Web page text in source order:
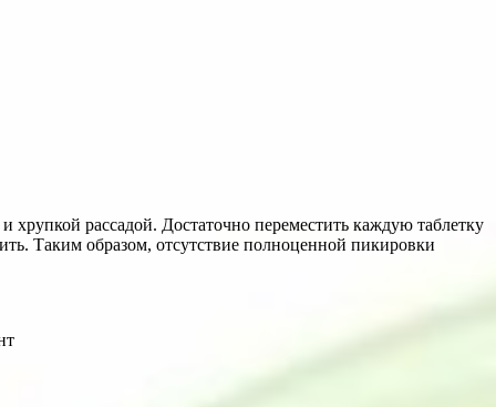
хрупкой рассадой. Достаточно переместить каждую таблетку
Таким образом, отсутствие полноценной пикировки